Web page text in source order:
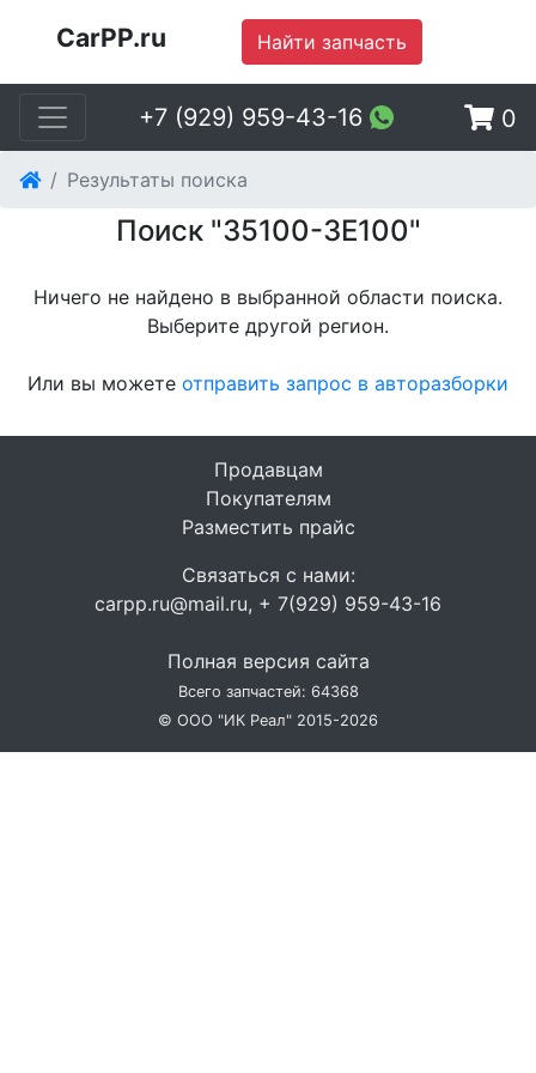
CarPP.ru Найти запчасть
+7 (929) 959-43-16 0
Результаты поиска
Поиск "35100-3E100"
Ничего не найдено в выбранной области поиска.
Выберите другой регион.
Или вы можете отправить запрос в авторазборки
Продавцам
Покупателям
Разместить прайс
Связаться с нами:
carpp.ru@mail.ru, + 7(929) 959-43-16
Полная версия сайта
Всего запчастей: 64368
© ООО "ИК Реал" 2015-2026